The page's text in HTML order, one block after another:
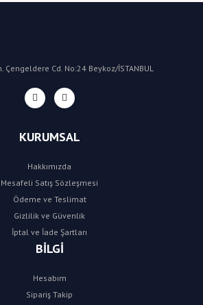
Çengeldere Cd. No:24 Beykoz/İSTANBUL
KURUMSAL
Hakkımızda
Mesafeli Satış Sözleşmesi
Ödeme ve Teslimat
Gizlilik ve Güvenlik
İptal ve İade Şartları
BİLGİ
Hesabım
Sipariş Takip